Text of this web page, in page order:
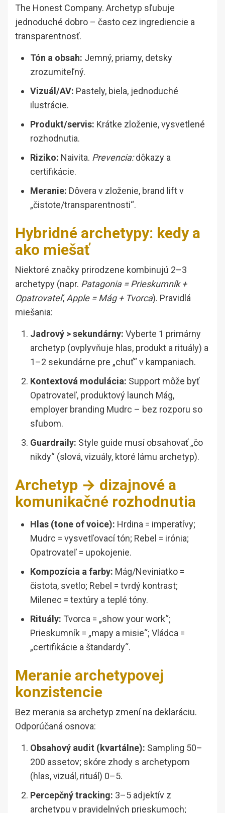
The Honest Company. Archetyp sľubuje
jednoduché dobro – často cez ingrediencie a
transparentnosť.
Tón a obsah: Jemný, priamy, detsky
zrozumiteľný.
Vizuál/AV: Pastely, biela, jednoduché
ilustrácie.
Produkt/servis: Krátke zloženie, vysvetlené
rozhodnutia.
Riziko: Naivita. Prevencia:dôkazy a
certifikácie.
Meranie: Dôvera v zloženie, brand lift v
„čistote/transparentnosti“.
Hybridné archetypy: kedy a
ako miešať
Niektoré značky prirodzene kombinujú 2–3
archetypy (napr. Patagonia = Prieskumník +
Opatrovateľ,Apple = Mág + Tvorca). Pravidlá
miešania:
Jadrový > sekundárny: Vyberte 1 primárny
archetyp (ovplyvňuje hlas, produkt a rituály) a
1–2 sekundárne pre „chuť“ v kampaniach.
Kontextová modulácia: Support môže byť
Opatrovateľ, produktový launch Mág,
employer branding Mudrc – bez rozporu so
sľubom.
Guardraily: Style guide musí obsahovať „čo
nikdy“ (slová, vizuály, ktoré lámu archetyp).
Archetyp → dizajnové a
komunikačné rozhodnutia
Hlas (tone of voice): Hrdina = imperatívy;
Mudrc = vysvetľovací tón; Rebel = irónia;
Opatrovateľ = upokojenie.
Kompozícia a farby: Mág/Neviniatko =
čistota, svetlo; Rebel = tvrdý kontrast;
Milenec = textúry a teplé tóny.
Rituály: Tvorca = „show your work“;
Prieskumník = „mapy a misie“; Vládca =
„certifikácie a štandardy“.
Meranie archetypovej
konzistencie
Bez merania sa archetyp zmení na deklaráciu.
Odporúčaná osnova:
Obsahový audit (kvartálne): Sampling 50–
200 assetov; skóre zhody s archetypom
(hlas, vizuál, rituál) 0–5.
Percepčný tracking: 3–5 adjektív z
archetypu v pravidelných prieskumoch;